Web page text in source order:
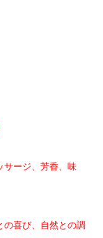
サージ、芳香、味
喜び、自然との調